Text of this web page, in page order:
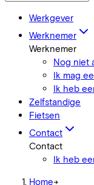
Werkgever
Werknemer
Werknemer
Nog niet
Ik mag
Ik heb
Zelfstandige
Fietsen
Contact
Contact
Ik heb
Home->